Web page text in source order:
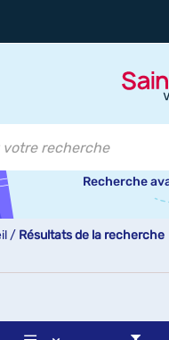
Recherche
/ Résultats de la recherche